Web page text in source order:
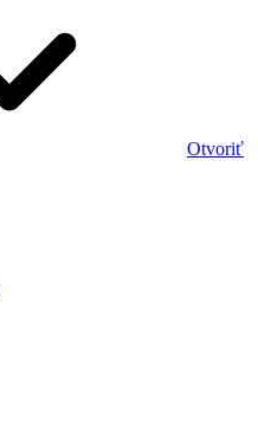
Otvoriť